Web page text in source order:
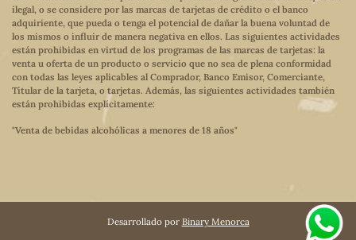
ilegal, o se considere por las marcas de tarjetas de crédito o el banco
adquiriente, que pueda o tenga el potencial de dañar la buena voluntad de
los mismos o influir de manera negativa en ellos. Las siguientes actividades
están prohibidas en virtud de los programas de las marcas de tarjetas: la
venta u oferta de un producto o servicio que no sea de plena conformidad
con todas las leyes aplicables al Comprador, Banco Emisor, Comerciante,
Titular de la tarjeta, o tarjetas. Además, las siguientes actividades también
están prohibidas explícitamente:
"Venta de bebidas alcohólicas a menores de 18 años"
Desarrollado por Binary Menorca